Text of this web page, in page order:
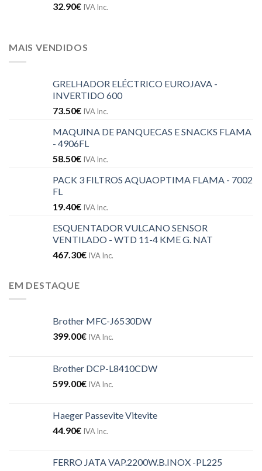
32.90€ IVA Inc.
MAIS VENDIDOS
GRELHADOR ELÉCTRICO EUROJAVA -
INVERTIDO 600
73.50€ IVA Inc.
MAQUINA DE PANQUECAS E SNACKS FLAMA
- 4906FL
58.50€ IVA Inc.
PACK 3 FILTROS AQUAOPTIMA FLAMA - 7002
FL
19.40€ IVA Inc.
ESQUENTADOR VULCANO SENSOR
VENTILADO - WTD 11-4 KME G. NAT
467.30€ IVA Inc.
EM DESTAQUE
Brother MFC-J6530DW
399.00€ IVA Inc.
Brother DCP-L8410CDW
599.00€ IVA Inc.
Haeger Passevite Vitevite
44.90€ IVA Inc.
FERRO JATA VAP.2200W.B.INOX -PL225